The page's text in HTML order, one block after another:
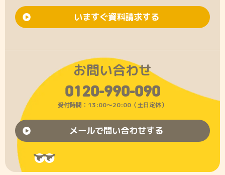
いますぐ資料請求する
お問い合わせ
0120-990-090
受付時間：13:00〜20:00（土日定休）
メールで問い合わせする